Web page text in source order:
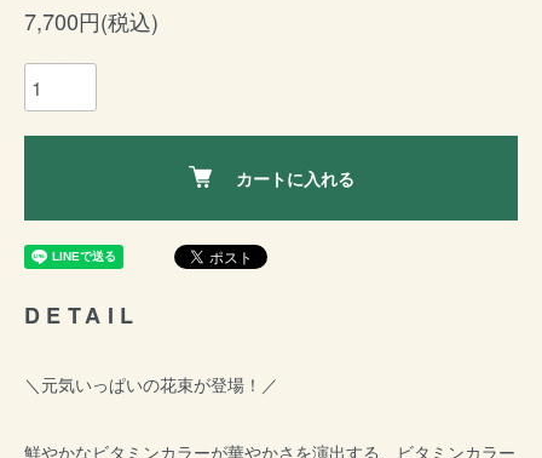
7,700円(税込)
カートに入れる
DETAIL
＼元気いっぱいの花束が登場！／
鮮やかなビタミンカラーが華やかさを演出する、ビタミンカラー